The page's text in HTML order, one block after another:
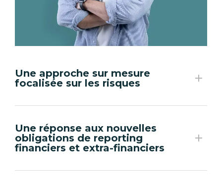
Une approche sur mesure
focalisée sur les risques
Une réponse aux nouvelles
obligations de reporting
financiers et extra-financiers